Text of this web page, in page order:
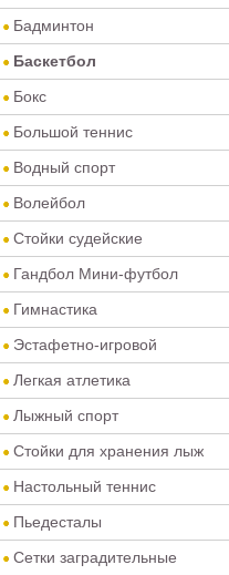
Бадминтон
Баскетбол
Бокс
Большой теннис
Водный спорт
Волейбол
Стойки судейские
Гандбол Мини-футбол
Гимнастика
Эстафетно-игровой
Легкая атлетика
Лыжный спорт
Стойки для хранения лыж
Настольный теннис
Пьедесталы
Сетки заградительные